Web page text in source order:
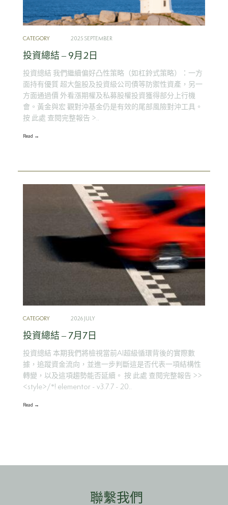
CATEGORY 2025 SEPTEMBER
投資總結 – 9月2日
投資總結 我們繼續偏好凸性策略（如杠鈴式策略）：一方
面持有優質 超大盤股及投資級公司債等防禦性資產，另一
方面通過價 外看漲期權及私募股權投資獲得部分上行機
會。黃金與宏 觀對沖基金仍是有效的尾部風險對沖工具。
按 此處 查閱完整報告 >..
Read →
CATEGORY 2026 JULY
投資總結 – 7月7日
投資總結 本期我們將檢視當前AI超級循環背後的實際數
據，追蹤資金流向，並進一步判斷這是否代表一項結構性
轉變，以及這項趨勢能否延續。 按 此處 查閱完整報告 >>
<style>/*! elementor - v3.7.7 - 20..
Read →
聯繫我們